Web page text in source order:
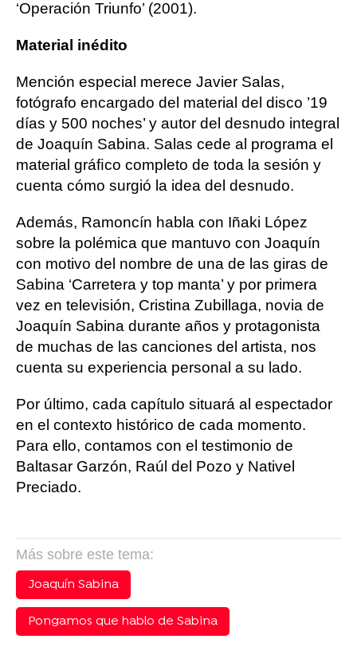
‘Operación Triunfo’ (2001).
Material inédito
Mención especial merece Javier Salas,
fotógrafo encargado del material del disco ’19
días y 500 noches’ y autor del desnudo integral
de Joaquín Sabina. Salas cede al programa el
material gráﬁco completo de toda la sesión y
cuenta cómo surgió la idea del desnudo.
Además, Ramoncín habla con Iñaki López
sobre la polémica que mantuvo con Joaquín
con motivo del nombre de una de las giras de
Sabina ‘Carretera y top manta’ y por primera
vez en televisión, Cristina Zubillaga, novia de
Joaquín Sabina durante años y protagonista
de muchas de las canciones del artista, nos
cuenta su experiencia personal a su lado.
Por último, cada capítulo situará al espectador
en el contexto histórico de cada momento.
Para ello, contamos con el testimonio de
Baltasar Garzón, Raúl del Pozo y Nativel
Preciado.
Más sobre este tema:
Joaquín Sabina
Pongamos que hablo de Sabina